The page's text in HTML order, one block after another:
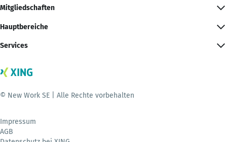
Mitgliedschaften
Hauptbereiche
Services
© New Work SE | Alle Rechte vorbehalten
Impressum
AGB